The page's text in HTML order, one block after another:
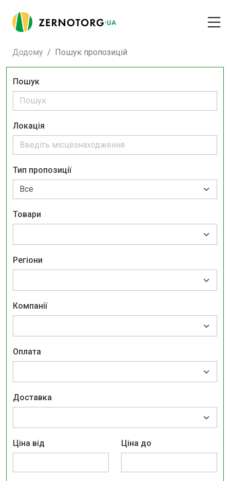
Додому Пошук пропозицій
Пошук
Локація
Тип пропозиції
Товари
Регіони
Компанії
Оплата
Доставка
Ціна від Ціна до